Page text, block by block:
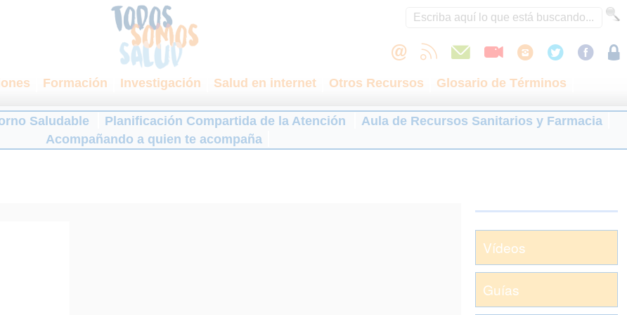
Formación Investigación Salud en internet Otros Recursos
Glosario de Términos
Saludable Planificación Compartida de la Atención
Aula de Recursos Sanitarios y Farmacia
Acompañando a quien te acompaña
Vídeos
Guías